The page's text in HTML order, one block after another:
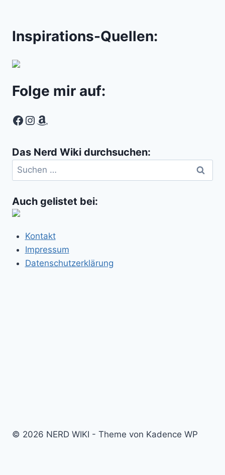
Inspirations-Quellen:
Folge mir auf:
Facebook
Instagram
Amazon
Das Nerd Wiki durchsuchen:
Suchen
nach:
Auch gelistet bei:
Kontakt
Impressum
Datenschutzerklärung
© 2026 NERD WIKI - Theme von Kadence WP